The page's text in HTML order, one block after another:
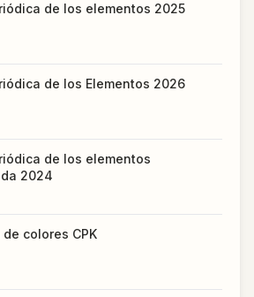
de los elementos 2025
de los Elementos 2026
de los elementos
2024
de colores CPK